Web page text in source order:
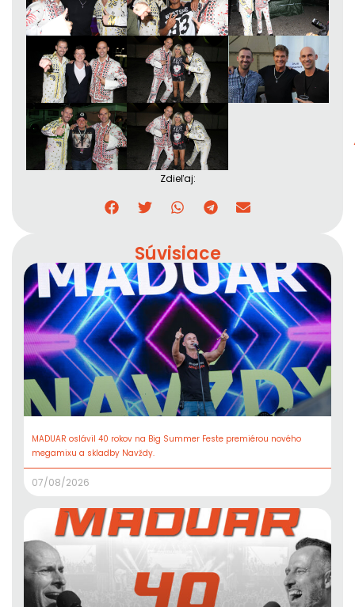
Zdieľaj:
Súvisiace
MADUAR oslávil 40 rokov na Big Summer Feste premiérou nového
megamixu a skladby Navždy.
07/08/2026